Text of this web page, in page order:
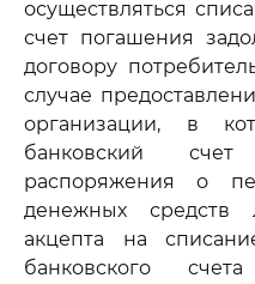
осуществляться
счет погашения
договору
случае
организации, в
банковский счет
распоряжения о
денежных средств
акцепта на
банковского